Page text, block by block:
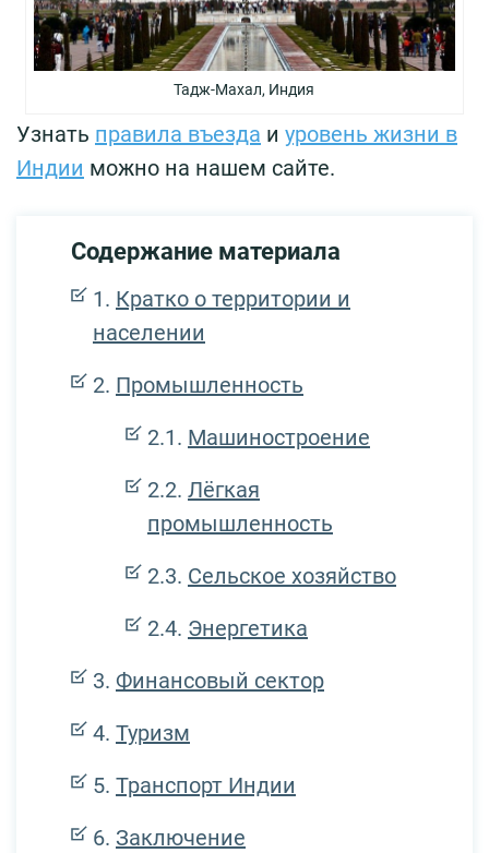
Тадж-Махал, Индия
Узнать правила въезда и уровень жизни в
Индии можно на нашем сайте.
Содержание материала
Кратко о территории и
населении
Промышленность
Машиностроение
Лёгкая
промышленность
Сельское хозяйство
Энергетика
Финансовый сектор
Туризм
Транспорт Индии
Заключение